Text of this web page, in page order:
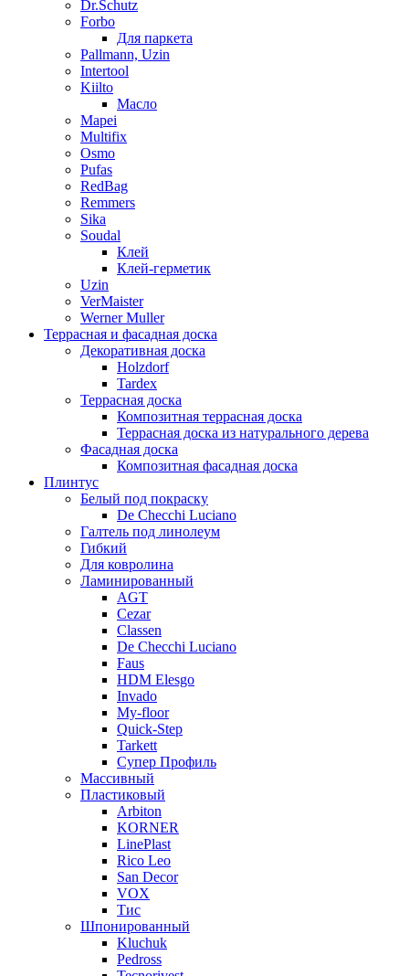
Dr.Schutz
Forbo
Для паркета
Pallmann, Uzin
Intertool
Kiilto
Масло
Mapei
Multifix
Osmo
Pufas
RedBag
Remmers
Sika
Soudal
Клей
Клей-герметик
Uzin
VerMaister
Werner Muller
Террасная и фасадная доска
Декоративная доска
Holzdorf
Tardex
Террасная доска
Композитная террасная доска
Террасная доска из натурального дерева
Фасадная доска
Композитная фасадная доска
Плинтус
Белый под покраску
De Checchi Luciano
Галтель под линолеум
Гибкий
Для ковролина
Ламинированный
AGT
Cezar
Classen
De Checchi Luciano
Faus
HDM Elesgo
Invado
My-floor
Quick-Step
Tarkett
Супер Профиль
Массивный
Пластиковый
Arbiton
KORNER
LinePlast
Rico Leo
San Decor
VOX
Тис
Шпонированный
Kluchuk
Pedross